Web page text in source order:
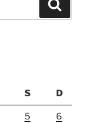
S D
5 6